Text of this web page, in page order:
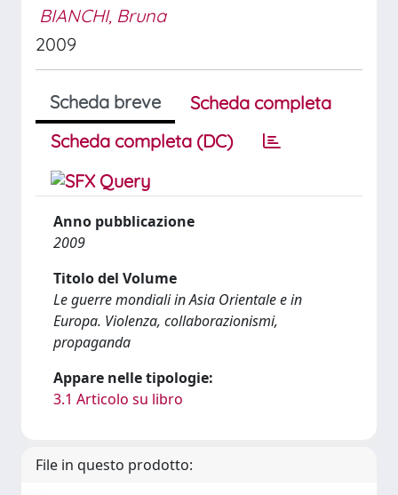
BIANCHI, Bruna
2009
Scheda breve
Scheda completa
Scheda completa (DC)
Anno pubblicazione
2009
Titolo del Volume
Le guerre mondiali in Asia Orientale e in
Europa. Violenza, collaborazionismi,
propaganda
Appare nelle tipologie:
3.1 Articolo su libro
File in questo prodotto: